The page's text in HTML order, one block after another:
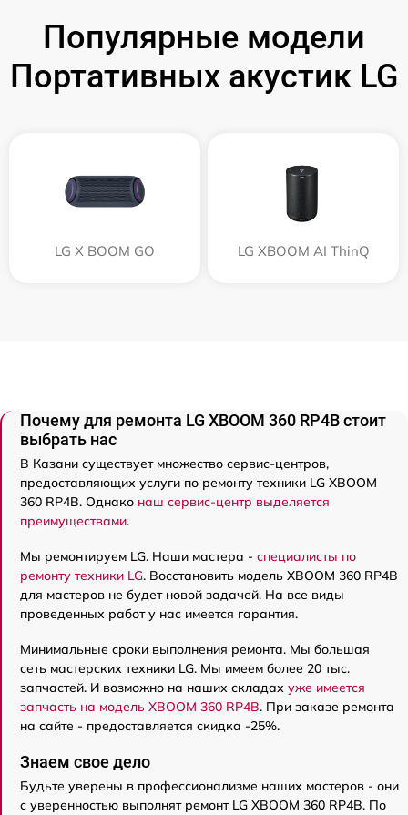
Популярные модели
Портативных акустик LG
LG X BOOM GO LG XBOOM AI ThinQ
Почему для ремонта LG XBOOM 360 RP4B стоит
выбрать нас
В Казани существует множество сервис-центров,
предоставляющих услуги по ремонту техники LG XBOOM
360 RP4B. Однако наш сервис-центр выделяется
преимуществами.
Мы ремонтируем LG. Наши мастера - специалисты по
ремонту техники LG. Восстановить модель XBOOM 360 RP4B
для мастеров не будет новой задачей. На все виды
проведенных работ у нас имеется гарантия.
Минимальные сроки выполнения ремонта. Мы большая
сеть мастерских техники LG. Мы имеем более 20 тыс.
запчастей. И возможно на наших складах уже имеется
запчасть на модель XBOOM 360 RP4B. При заказе ремонта
на сайте - предоставляется скидка -25%.
Знаем свое дело
Будьте уверены в профессионализме наших мастеров - они
с уверенностью выполнят ремонт LG XBOOM 360 RP4B. По